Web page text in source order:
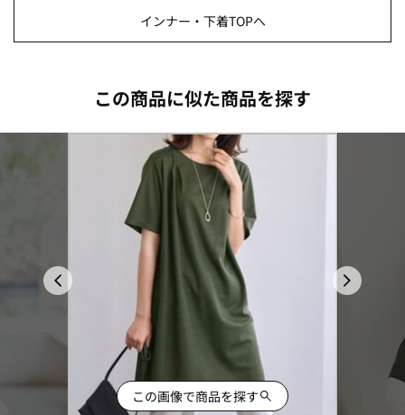
インナー・下着TOPへ
この商品に似た商品を探す
この画像で商品を探す